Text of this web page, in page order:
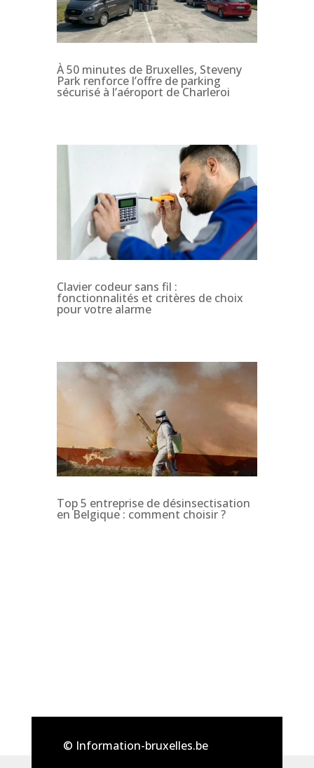
À 50 minutes de Bruxelles, Steveny
Park renforce l’offre de parking
sécurisé à l’aéroport de Charleroi
Clavier codeur sans fil :
fonctionnalités et critères de choix
pour votre alarme
Top 5 entreprise de désinsectisation
en Belgique : comment choisir ?
© Information-bruxelles.be